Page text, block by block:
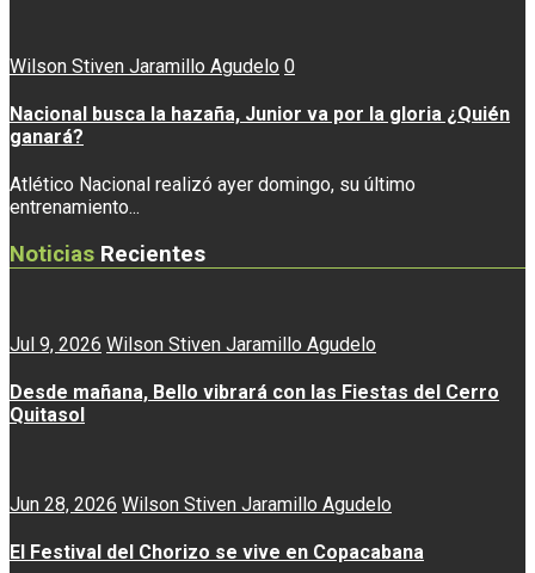
Wilson Stiven Jaramillo Agudelo 0
Nacional busca la hazaña, Junior va por la gloria ¿Quién
ganará?
Atlético Nacional realizó ayer domingo, su último
entrenamiento...
Noticias Recientes
Jul 9, 2026 Wilson Stiven Jaramillo Agudelo
Desde mañana, Bello vibrará con las Fiestas del Cerro
Quitasol
Jun 28, 2026 Wilson Stiven Jaramillo Agudelo
El Festival del Chorizo se vive en Copacabana